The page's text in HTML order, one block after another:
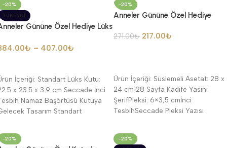
-20%
TÜKENDI
Gününe Özel Hediye Lüks
Tesbih
₺ – 407.00₺
İçeriği: Standart Lüks Kutu:
x 23.5 x 3.9 cm Seccade İnci
Namaz Başörtüsü Kutuya
Tasarım Standart
-20%
Anneler Gününe Özel Hediye
Boy Kadife Yasin + Seccade +
271.00₺ 217.00₺
Ürün İçeriği: Süslemeli Asetat: 28 x
24 cm128 Sayfa Kadife Yasini
ŞerifPleksi: 6×3,5 cmİnci
TesbihSeccade Pleksi Yazısı
-20%
-20%